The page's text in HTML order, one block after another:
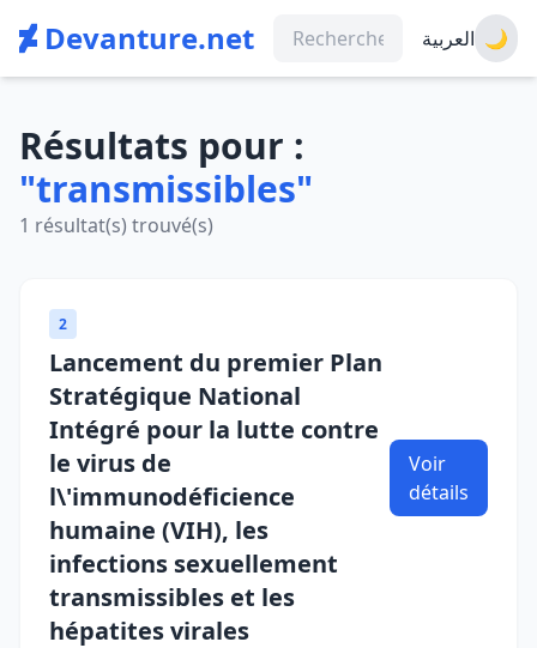
Devanture.net العربية 🌙
Résultats pour :
"transmissibles"
1 résultat(s) trouvé(s)
2
Lancement du premier Plan
Stratégique National
Intégré pour la lutte contre
le virus de
l\'immunodéficience
humaine (VIH), les
infections sexuellement
transmissibles et les
hépatites virales
Voir
détails